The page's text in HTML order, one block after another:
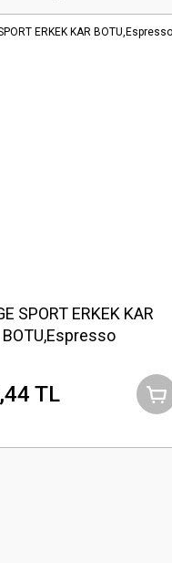
SPORT ERKEK KAR
BOTU,Espresso
TL